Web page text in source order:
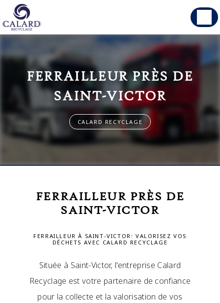
FERRAILLEUR PRÈS DE
SAINT-VICTOR
CALARD RECYCLAGE
FERRAILLEUR PRÈS DE
SAINT-VICTOR
FERRAILLEUR À SAINT-VICTOR: VALORISEZ VOS
DÉCHETS AVEC CALARD RECYCLAGE
Située à Saint-Victor, l'entreprise Calard
Recyclage est votre partenaire de confiance
pour la collecte et la valorisation de vos
Panneau de gestion des cookies